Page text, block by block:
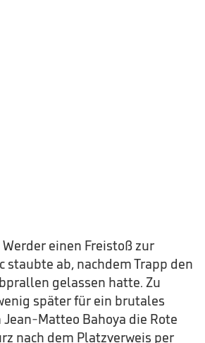
einen Freistoß zur
staubte ab, nachdem Trapp den
gelassen hatte. Zu
später für ein brutales
Matteo Bahoya die Rote
nach dem Platzverweis per